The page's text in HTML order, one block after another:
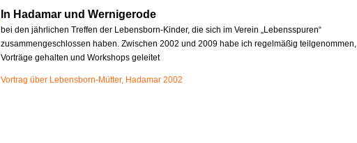
In Hadamar und Wernigerode
bei den jährlichen Treffen der Lebensborn-Kinder, die sich im Verein „Lebensspuren“
zusammengeschlossen haben. Zwischen 2002 und 2009 habe ich regelmäßig teilgenommen,
Vorträge gehalten und Workshops geleitet
Vortrag über Lebensborn-Mütter, Hadamar 2002